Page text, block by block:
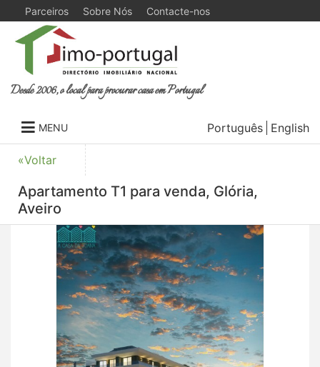
Parceiros Sobre Nós Contacte-nos
Desde 2006, o local para procurar casa em Portugal
MENU Português English
«Voltar
Apartamento T1 para venda, Glória,
Aveiro